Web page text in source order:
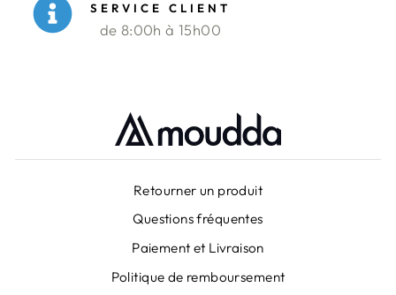
SERVICE CLIENT
de 8:00h à 15h00
Retourner un produit
Questions fréquentes
Paiement et Livraison
Politique de remboursement